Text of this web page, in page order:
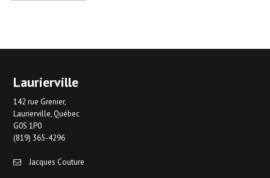
Laurierville
142 rue Grenier,
Laurierville, Québec
G0S 1P0
(819) 365-4296
Jacques Couture